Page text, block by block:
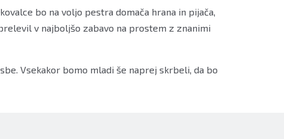
bo na voljo pestra domača hrana in pijača,
v najboljšo zabavo na prostem z znanimi
Vsekakor bomo mladi še naprej skrbeli, da bo